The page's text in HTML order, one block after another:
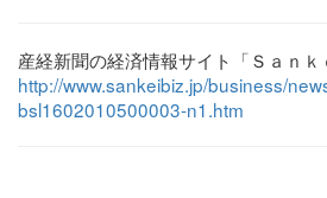
産経新聞の経済情報サイト「Ｓａｎｋ
http://www.sankeibiz.jp/business/
bsl1602010500003-n1.htm